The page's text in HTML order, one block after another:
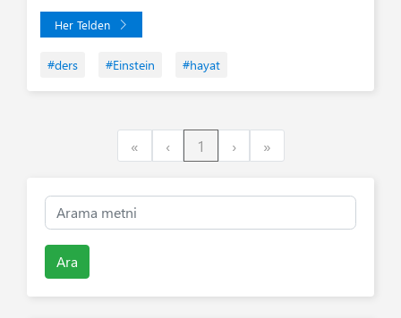
Her Telden
#ders #Einstein #hayat
«First ‹Previous
1 ›Next»Last
Ara